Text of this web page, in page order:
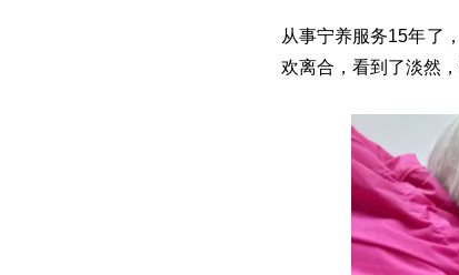
从事宁养服务15年了
欢离合，看到了淡然